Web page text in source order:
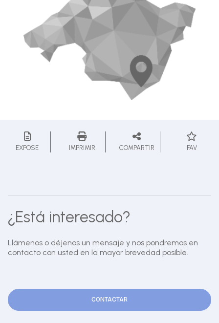
EXPOSE IMPRIMIR COMPARTIR FAV
¿Está interesado?
Llámenos o déjenos un mensaje y nos pondremos en
contacto con usted en la mayor brevedad posible.
CONTACTAR